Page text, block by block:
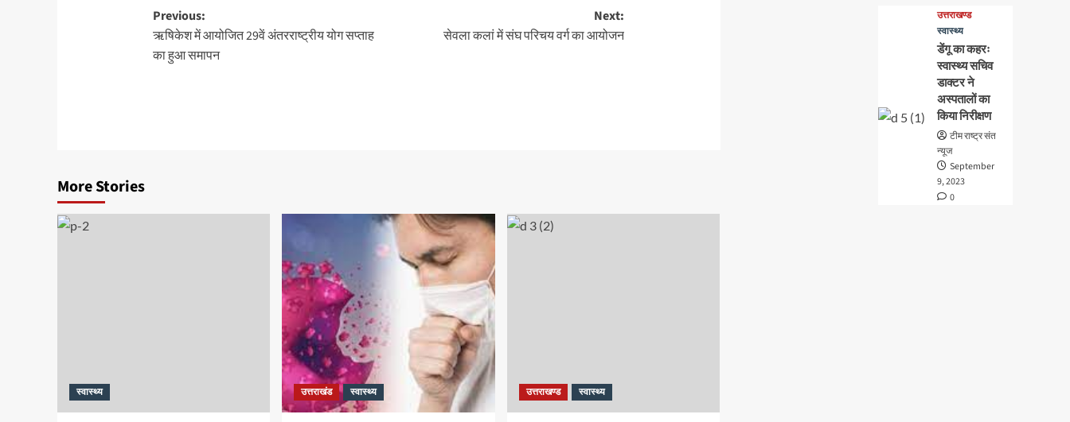
Post
navigation
Previous:
ऋषिकेश में आयोजित 29वें अंतरराष्ट्रीय योग सप्ताह
का हुआ समापन
Next:
सेवला कलां में संघ परिचय वर्ग का आयोजन
More Stories
स्वास्थ्य उत्तराखंड स्वास्थ्य उत्तराखण्ड स्वास्थ्य
उत्तराखण्ड
स्वास्थ्य
डेंगू का कहरः
स्वास्थ्य सचिव
डाक्टर ने
अस्पतालों का
किया निरीक्षण
टीम राष्ट्र संत
न्यूज
September
9, 2023
0